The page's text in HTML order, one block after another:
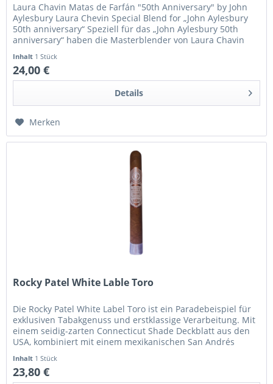
Laura Chavin Matas de Farfán "50th Anniversary" by John
Aylesbury Laura Chevin Special Blend for „John Aylesbury
50th anniversary“ Speziell für das „John Aylesbury 50th
anniversary“ haben die Masterblender von Laura Chavin
Inhalt 1 Stück
24,00 €
Details
Merken
Rocky Patel White Lable Toro
Die Rocky Patel White Label Toro ist ein Paradebeispiel für
exklusiven Tabakgenuss und erstklassige Verarbeitung. Mit
einem seidig-zarten Connecticut Shade Deckblatt aus den
USA, kombiniert mit einem mexikanischen San Andrés
Inhalt 1 Stück
23,80 €